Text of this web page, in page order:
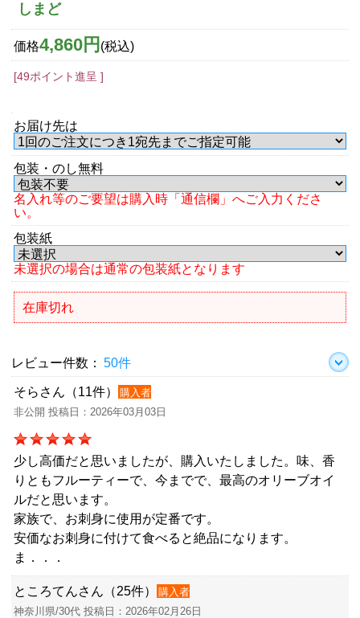
しまど
価格4,860円 (税込)
[49ポイント進呈 ]
お届け先は
包装・のし無料
名入れ等のご要望は購入時「通信欄」へご入力くださ
い。
包装紙
未選択の場合は通常の包装紙となります
在庫切れ
レビュー件数： 50件
そらさん（11件）
購入者
非公開 投稿日：2026年03月03日
少し高価だと思いましたが、購入いたしました。味、香
りともフルーティーで、今までで、最高のオリーブオイ
ルだと思います。
家族で、お刺身に使用が定番です。
安価なお刺身に付けて食べると絶品になります。
ま．．．
ところてんさん（25件）
購入者
神奈川県/30代 投稿日：2026年02月26日